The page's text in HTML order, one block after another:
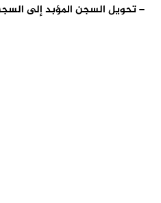
– تحويل السجن المؤبد إلى السجن